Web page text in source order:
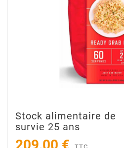
Stock alimentaire de
survie 25 ans